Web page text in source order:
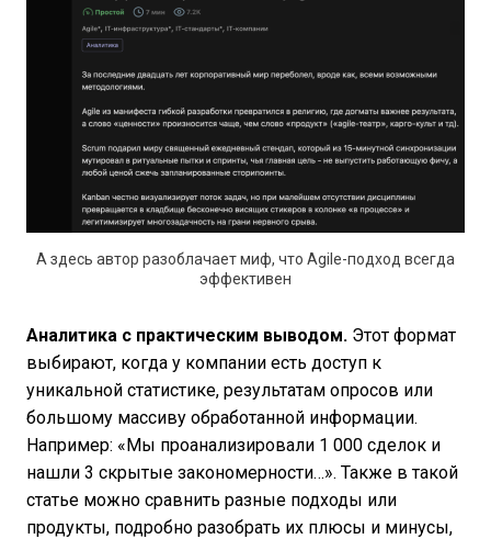
А здесь автор разоблачает миф, что Agile-подход всегда
эффективен
Аналитика с практическим выводом. Этот формат
выбирают, когда у компании есть доступ к
уникальной статистике, результатам опросов или
большому массиву обработанной информации.
Например: «Мы проанализировали 1 000 сделок и
нашли 3 скрытые закономерности…». Также в такой
статье можно сравнить разные подходы или
продукты, подробно разобрать их плюсы и минусы,